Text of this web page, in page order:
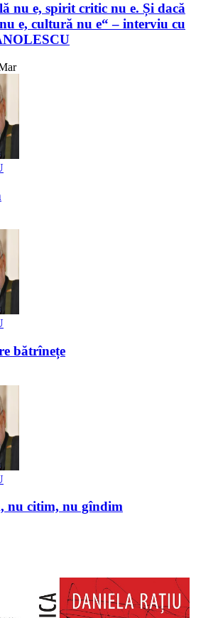
nu e, spirit critic nu e. Și dacă
e, cultură nu e“ – interviu cu
bătrînețe
nu citim, nu gîndim